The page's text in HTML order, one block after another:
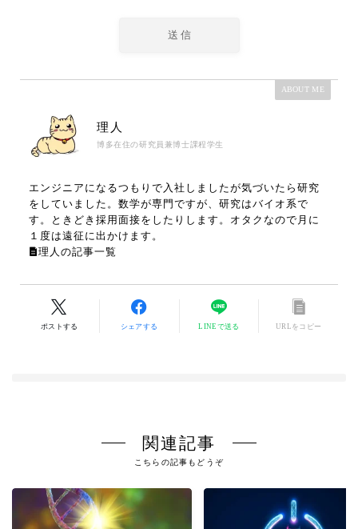
ABOUT ME
理人
博多在住の研究員兼博士課程学生
エンジニアになるつもりで入社しましたが気づいたら研究
をしていました。数学が専門ですが、研究はバイオ系で
す。ときどき採用面接をしたりします。オタクなので月に
１度は遠征に出かけます。
理人の記事一覧
ポストする シェアする LINEで送る URLをコピー
関連記事
こちらの記事もどうぞ